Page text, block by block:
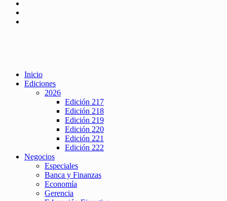
Inicio
Ediciones
2026
Edición 217
Edición 218
Edición 219
Edición 220
Edición 221
Edición 222
Negocios
Especiales
Banca y Finanzas
Economía
Gerencia